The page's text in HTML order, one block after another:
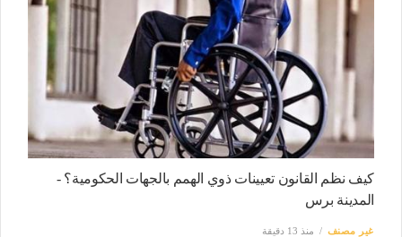
كيف نظم القانون تعيينات ذوي الهمم بالجهات الحكومية؟ -
المدينة برس
غير مصنف منذ 13 دقيقة